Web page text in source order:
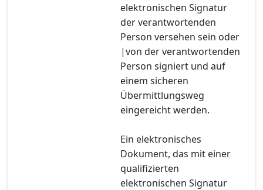
elektronischen Signatur
der verantwortenden
Person versehen sein oder
|von der verantwortenden
Person signiert und auf
einem sicheren
Übermittlungsweg
eingereicht werden.
Ein elektronisches
Dokument, das mit einer
qualifizierten
elektronischen Signatur